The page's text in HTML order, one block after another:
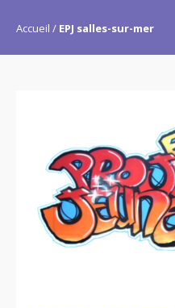
Accueil EPJ salles-sur-mer